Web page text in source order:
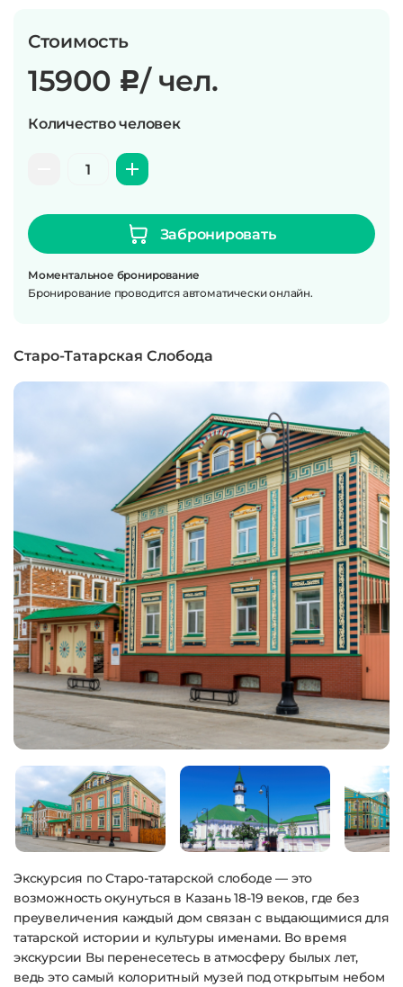
Стоимость
15900 c/ чел.
Количество человек
Забронировать
Моментальное бронирование
Бронирование проводится автоматически онлайн.
Старо-Татарская Слобода
Экскурсия по Старо-татарской слободе — это
возможность окунуться в Казань 18-19 веков, где без
преувеличения каждый дом связан с выдающимися для
татарской истории и культуры именами. Во время
экскурсии Вы перенесетесь в атмосферу былых лет,
ведь это самый колоритный музей под открытым небом